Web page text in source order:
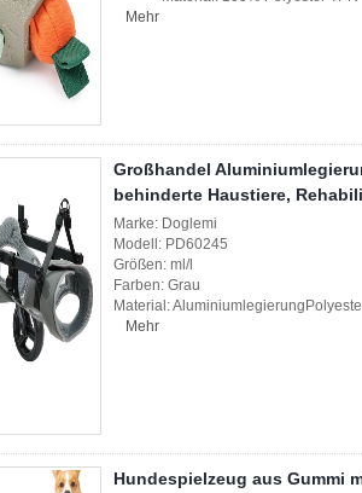
Mehr
Großhandel
behinderte Haustiere,
Marke: Doglemi
Modell: PD60245
Größen: ml/l
Farben: Grau
Material:
Mehr
Hundespielzeug aus Gummi